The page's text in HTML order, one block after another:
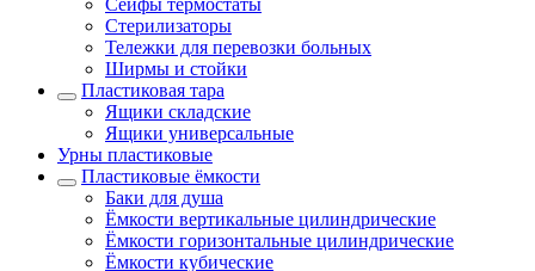
Стерилизаторы
Тележки для перевозки больных
Ширмы и стойки
Пластиковая тара
Ящики складские
Ящики универсальные
Урны пластиковые
Пластиковые ёмкости
Баки для душа
Ёмкости вертикальные цилиндрические
Ёмкости горизонтальные цилиндрические
Ёмкости кубические